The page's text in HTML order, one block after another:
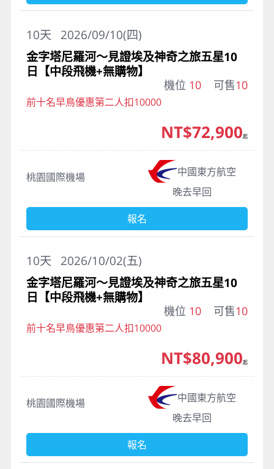
2026/09/10(四)
10天
金字塔尼羅河～見證埃及神奇之旅五星10
日【中段飛機+無購物】
機位 10 可售10
前十名早鳥優惠第二人扣10000
桃園國際機場
中國東方航空
晚去早回
NT$72,900起
報名
2026/10/02(五)
10天
金字塔尼羅河～見證埃及神奇之旅五星10
日【中段飛機+無購物】
機位 10 可售10
前十名早鳥優惠第二人扣10000
桃園國際機場
中國東方航空
晚去早回
NT$80,900起
報名